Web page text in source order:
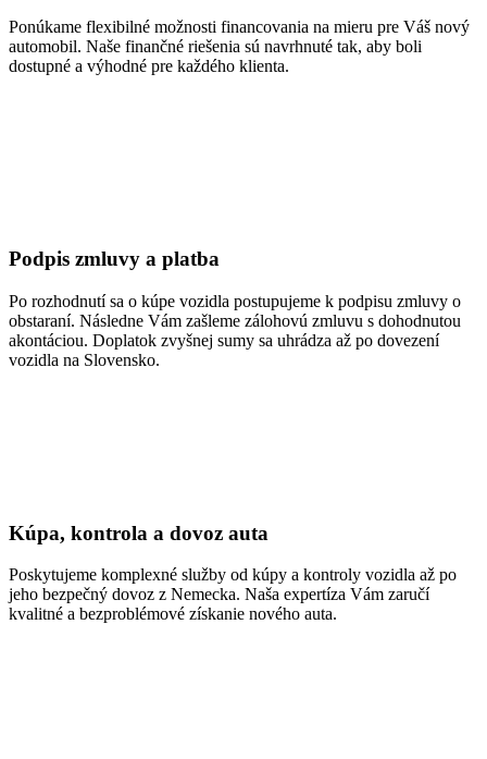
Ponúkame flexibilné možnosti financovania na mieru pre Váš nový
automobil. Naše finančné riešenia sú navrhnuté tak, aby boli
dostupné a výhodné pre každého klienta.
Podpis zmluvy a platba
Po rozhodnutí sa o kúpe vozidla postupujeme k podpisu zmluvy o
obstaraní. Následne Vám zašleme zálohovú zmluvu s dohodnutou
akontáciou. Doplatok zvyšnej sumy sa uhrádza až po dovezení
vozidla na Slovensko.
Kúpa, kontrola a dovoz auta
Poskytujeme komplexné služby od kúpy a kontroly vozidla až po
jeho bezpečný dovoz z Nemecka. Naša expertíza Vám zaručí
kvalitné a bezproblémové získanie nového auta.